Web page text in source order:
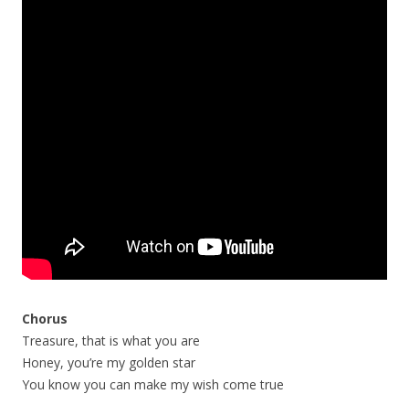
Chorus
Treasure, that is what you are
Honey, you’re my golden star
You know you can make my wish come true